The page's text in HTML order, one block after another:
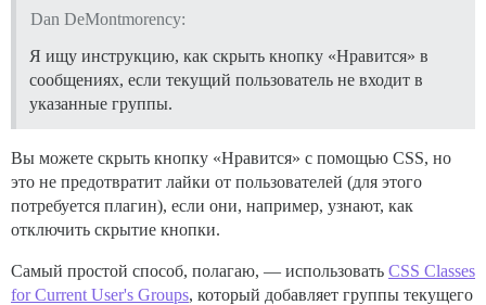
Dan DeMontmorency:
Я ищу инструкцию, как скрыть кнопку «Нравится» в
сообщениях, если текущий пользователь не входит в
указанные группы.
Вы можете скрыть кнопку «Нравится» с помощью CSS, но
это не предотвратит лайки от пользователей (для этого
потребуется плагин), если они, например, узнают, как
отключить скрытие кнопки.
Самый простой способ, полагаю, — использовать CSS Classes
for Current User's Groups, который добавляет группы текущего